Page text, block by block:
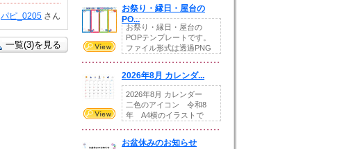
パピ_0205 さん
一覧(3)を見る
お祭り・縁日・屋台の
PO...
お祭り・縁日・屋台の
POPテンプレートです。
ファイル形式は透過PNG
2026年8月 カレンダ...
2026年8月 カレンダー
二色のアイコン 令和8
年 A4横のイラストで
お盆休みのお知らせ